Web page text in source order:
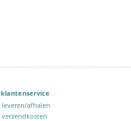
klantenservice
leveren/afhalen
verzendkosten